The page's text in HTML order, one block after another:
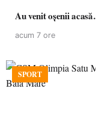
Au venit oșenii
acum 7 ore
SPORT